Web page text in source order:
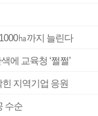
㏊까지 늘린다
에 교육청 ‘쩔쩔’
지역기업 응원
수순